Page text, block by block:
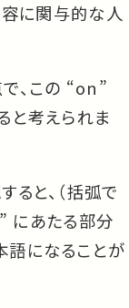
に関与的な人
、この “on”
と考えられま
ると、（括弧で
にあたる部分
語になることが